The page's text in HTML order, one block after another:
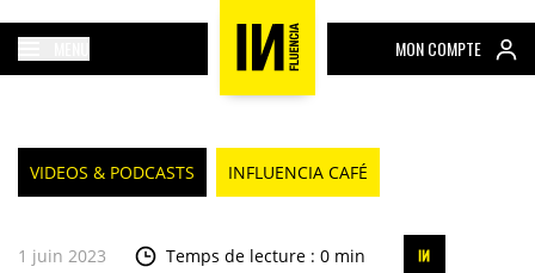
MON COMPTE
VIDEOS & PODCASTS INFLUENCIA CAFÉ
1 juin 2023 Temps de lecture : 0 min